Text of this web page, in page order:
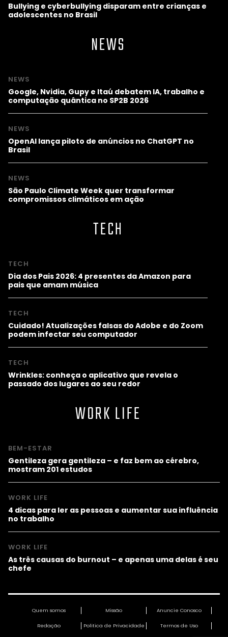
Bullying e cyberbullying disparam entre crianças e
adolescentes no Brasil
NEWS
NEWS
Google, Nvidia, Gupy e Itaú debatem IA, trabalho e
computação quântica no SP2B 2026
NEWS
OpenAI lança piloto de anúncios no ChatGPT no
Brasil
NEWS
São Paulo Climate Week quer transformar
compromissos climáticos em ação
TECH
TECH
Dia dos Pais 2026: 4 presentes da Amazon para
pais que amam música
TECH
Cuidado! Atualizações falsas do Adobe e do Zoom
podem infectar seu computador
TECH
Wrinkles: conheça o aplicativo que revela o
passado dos lugares ao seu redor
WORK LIFE
BEM-ESTAR
Gentileza gera gentileza – e faz bem ao cérebro,
mostram 201 estudos
WORK LIFE
4 dicas para ler as pessoas e aumentar sua influência
no trabalho
WORK LIFE
As três causas do burnout – e apenas uma delas é seu
chefe
Quem somos Missão Anuncie Conosco
Redação Política de Privacidade Termos de Uso